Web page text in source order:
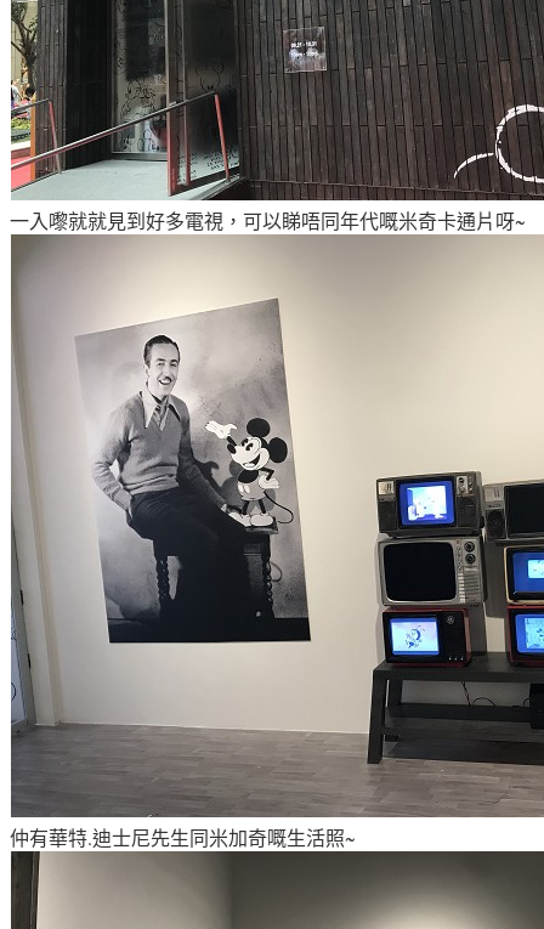
一入嚟就就見到好多電視 ，可以睇唔同年代嘅米奇卡通片呀~
仲有華特.迪士尼先生同米加奇嘅生活照~